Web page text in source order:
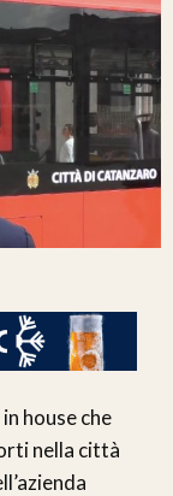
house che
nella città